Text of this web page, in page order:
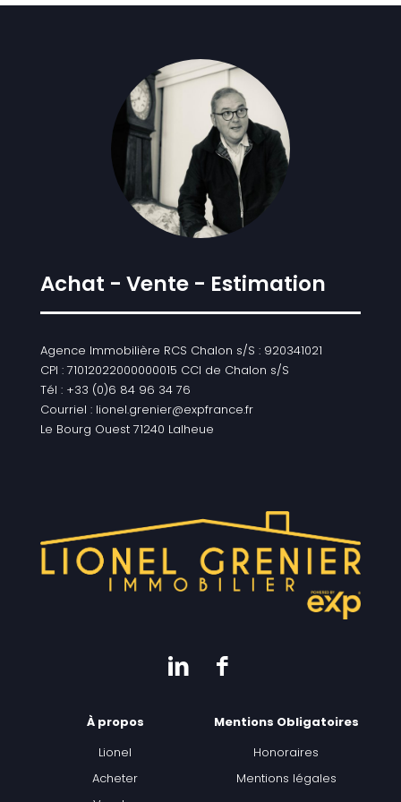
Achat - Vente - Estimation
Agence Immobilière RCS Chalon s/S : 920341021
CPI : 71012022000000015 CCI de Chalon s/S
Tél : +33 (0)6 84 96 34 76
Courriel : lionel.grenier@expfrance.fr
Le Bourg Ouest 71240 Lalheue
À propos
Lionel
Acheter
Mentions Obligatoires
Honoraires
Mentions légales